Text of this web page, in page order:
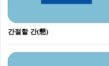
간절할 간(懇)